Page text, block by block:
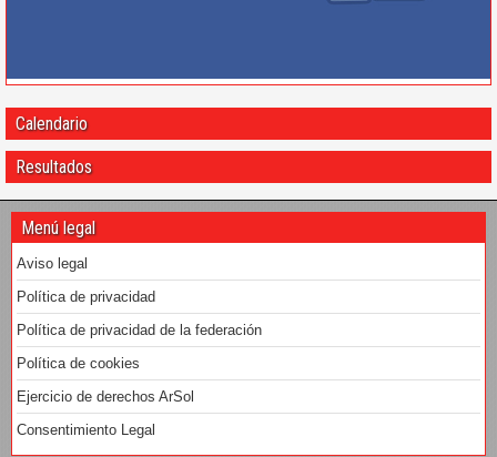
Calendario
Resultados
Menú legal
Aviso legal
Política de privacidad
Política de privacidad de la federación
Política de cookies
Ejercicio de derechos ArSol
Consentimiento Legal